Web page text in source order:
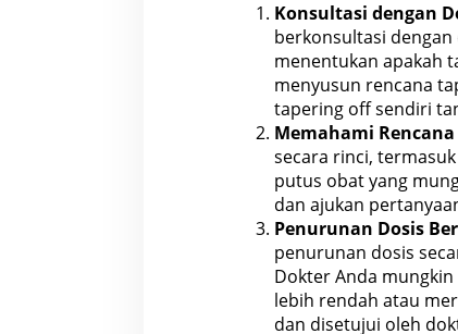
Konsultasi dengan
berkonsultasi
menentukan apakah
menyusun rencana
tapering off sendiri
Memahami
secara rinci,
putus obatyang
dan ajukan
Penurunan Dosis
penurunan dosis
Dokter Anda
lebih rendah atau
dan disetujui oleh